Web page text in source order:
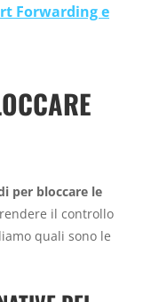
Forwarding e
per bloccare le
il controllo
quali sono le